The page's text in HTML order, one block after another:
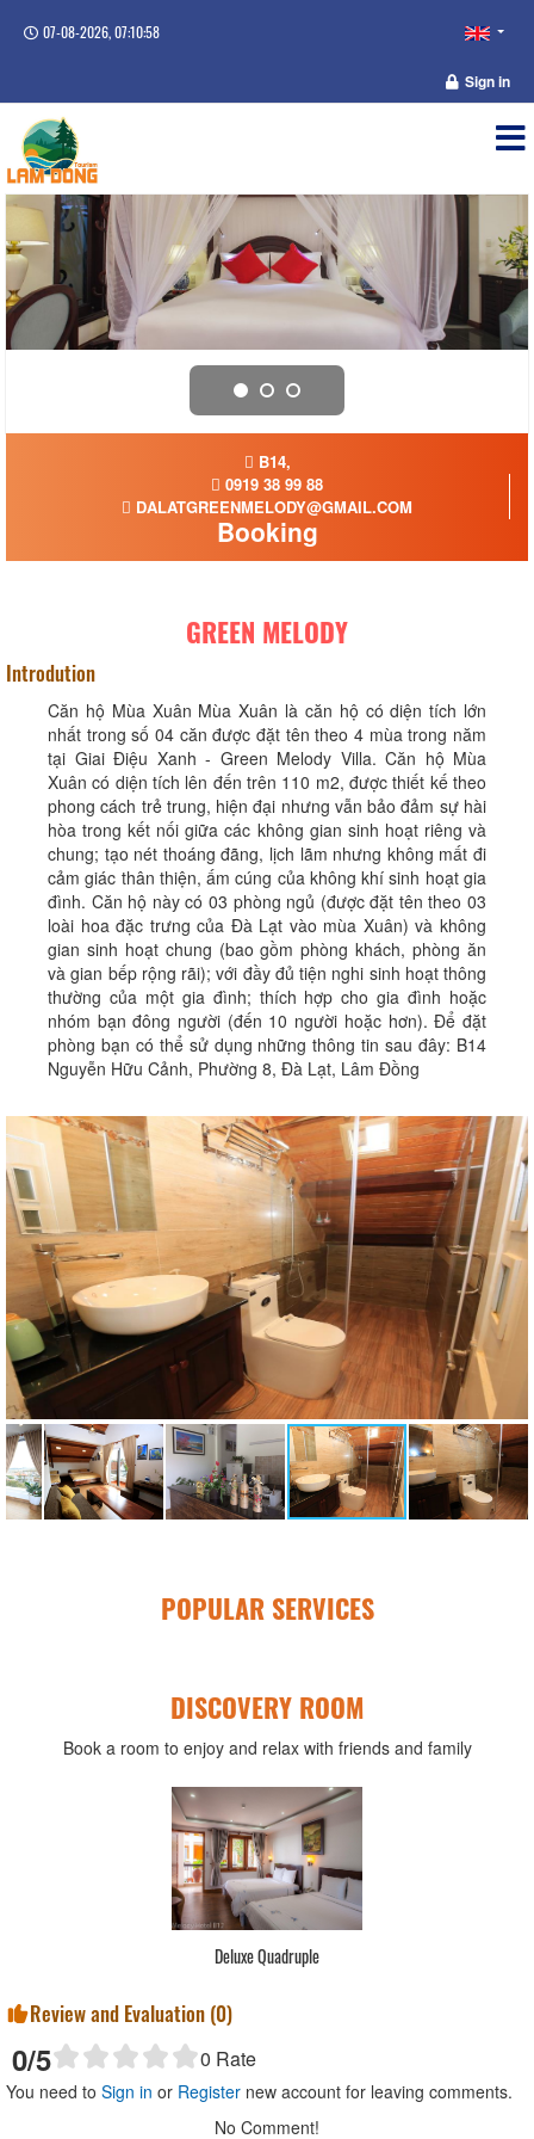
07-08-2026, 07:10:58
Sign in
B14,
0919 38 99 88
DALATGREENMELODY@GMAIL.COM
Booking
GREEN MELODY
Introdution
Căn hộ Mùa Xuân Mùa Xuân là căn hộ có diện tích lớn
nhất trong số 04 căn được đặt tên theo 4 mùa trong năm
tại Giai Điệu Xanh - Green Melody Villa. Căn hộ Mùa
Xuân có diện tích lên đến trên 110 m2, được thiết kế theo
phong cách trẻ trung, hiện đại nhưng vẫn bảo đảm sự hài
hòa trong kết nối giữa các không gian sinh hoạt riêng và
chung; tạo nét thoáng đãng, lịch lãm nhưng không mất đi
cảm giác thân thiện, ấm cúng của không khí sinh hoạt gia
đình. Căn hộ này có 03 phòng ngủ (được đặt tên theo 03
loài hoa đặc trưng của Đà Lạt vào mùa Xuân) và không
gian sinh hoạt chung (bao gồm phòng khách, phòng ăn
và gian bếp rộng rãi); với đầy đủ tiện nghi sinh hoạt thông
thường của một gia đình; thích hợp cho gia đình hoặc
nhóm bạn đông người (đến 10 người hoặc hơn). Để đặt
phòng bạn có thể sử dụng những thông tin sau đây: B14
Nguyễn Hữu Cảnh, Phường 8, Đà Lạt, Lâm Đồng
POPULAR SERVICES
DISCOVERY ROOM
Book a room to enjoy and relax with friends and family
Deluxe Quadruple
Review and Evaluation (0)
0/5 0 Rate
You need to Sign in or Register new account for leaving comments.
No Comment!